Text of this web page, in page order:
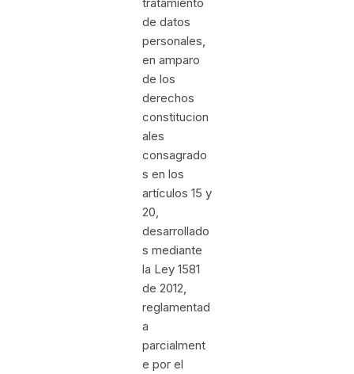
de datos
personales,
en amparo
de los
derechos
constitucion
ales
consagrado
s en los
artículos 15 y
20,
desarrollado
s mediante
la Ley 1581
de 2012,
reglamentad
a
parcialment
e por el